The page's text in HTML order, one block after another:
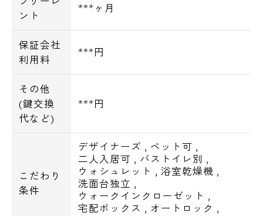
ント
***ヶ月
保証会社
利用料
***円
その他
(鍵交換
代など)
***円
こだわり
条件
デザイナーズ , ペット可 ,
二人入居可 , バストイレ別 ,
ウォシュレット , 浴室乾燥機 ,
洗面台独立 ,
ウォークインクローゼット ,
宅配ボックス , オートロック ,